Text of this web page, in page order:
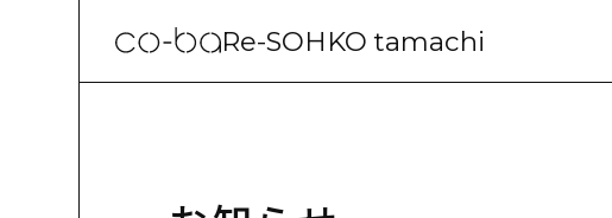
Re-SOHKO tamachi